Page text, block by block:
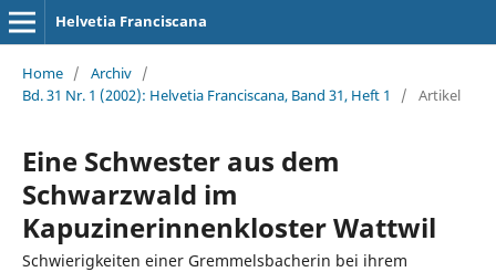
Helvetia Franciscana
Home / Archiv /
Bd. 31 Nr. 1 (2002): Helvetia Franciscana, Band 31, Heft 1
/ Artikel
Eine Schwester aus dem
Schwarzwald im
Kapuzinerinnenkloster Wattwil
Schwierigkeiten einer Gremmelsbacherin bei ihrem